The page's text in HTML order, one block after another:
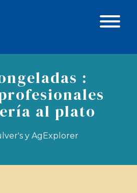
:
al plato
y AgExplorer